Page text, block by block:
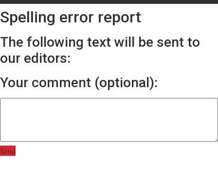
Spelling error report
The following text will be sent to
our editors:
Your comment (optional):
Send